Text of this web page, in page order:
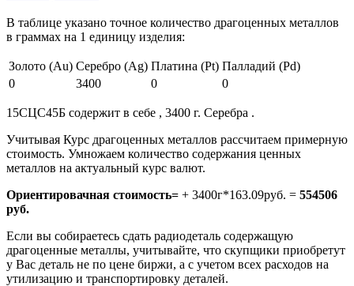
В таблице указано точное количество драгоценных металлов
в граммах на 1 единицу изделия:
Золото (Au) Серебро (Ag) Платина (Pt) Палладий (Pd)
0
3400 0 0
15СЦС45Б содержит в себе , 3400 г. Серебра .
Учитывая Курс драгоценных металлов рассчитаем примерную
стоимость. Умножаем количество содержания ценных
металлов на актуальный курс валют.
Ориентировачная стоимость= + 3400г*163.09руб. = 554506
руб.
Если вы собираетесь сдать радиодеталь содержащую
драгоценные металлы, учитывайте, что скупщики приобретут
у Вас деталь не по цене биржи, а с учетом всех расходов на
утилизацию и транспортировку деталей.